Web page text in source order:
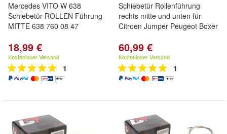
Mercedes VITO W 638
Schiebetür ROLLEN Führung
MITTE 638 760 08 47
18,99 €
Kostenloser Versand
1
Schiebetür Rollenführung
rechts mitte und unten für
Citroen Jumper Peugeot Boxer
60,99 €
Kostenloser Versand
1